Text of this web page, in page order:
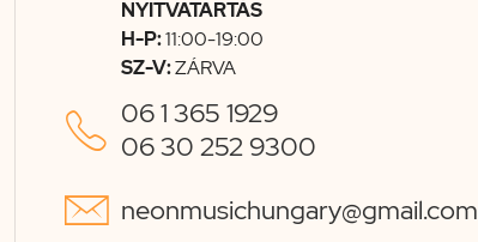
NYITVATARTÁS
H-P:11:00-19:00
SZ-V:ZÁRVA
 06 1 365 1929
06 30 252 9300
 neonmusichungary@gmail.com